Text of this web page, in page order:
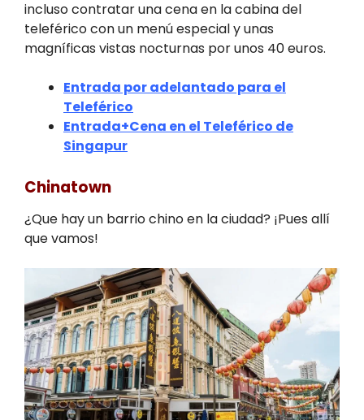
incluso contratar una cena en la cabina del
teleférico con un menú especial y unas
magníficas vistas nocturnas por unos 40 euros.
Entrada por adelantado para el
Teleférico
Entrada+Cena en el Teleférico de
Singapur
Chinatown
¿Que hay un barrio chino en la ciudad? ¡Pues allí
que vamos!